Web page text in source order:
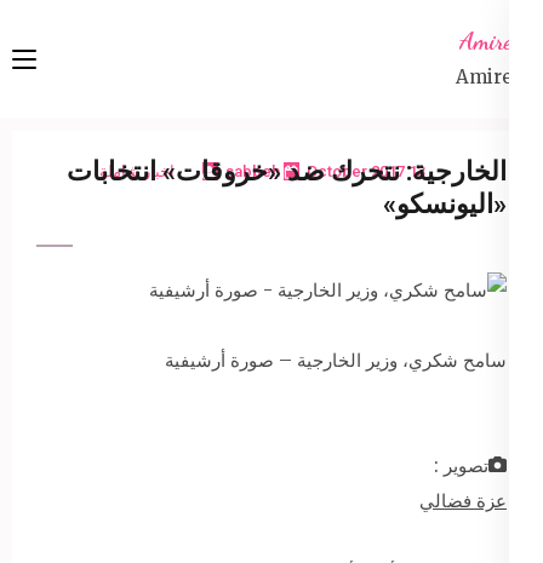
content
Enter)
Amireta
Amireta
13 October 2017
sabbeh اخبار شاملة
الخارجية: نتحرك ضد «خروقات» انتخابات
«اليونسكو»
سامح شكري، وزير الخارجية – صورة أرشيفية
تصوير :
عزة فضالي